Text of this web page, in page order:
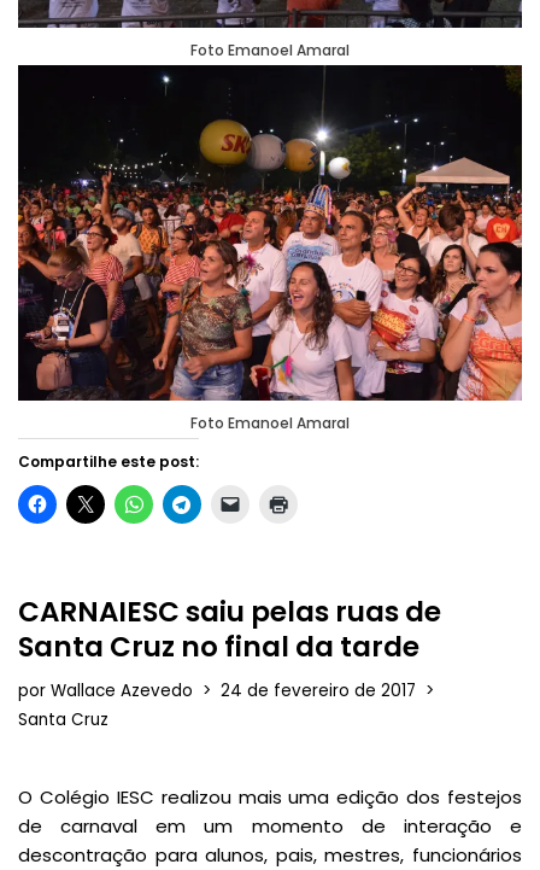
Foto Emanoel Amaral
Foto Emanoel Amaral
Compartilhe este post:
CARNAIESC saiu pelas ruas de
Santa Cruz no final da tarde
por Wallace Azevedo
24 de fevereiro de 2017
Santa Cruz
O Colégio IESC realizou mais uma edição dos festejos
de carnaval em um momento de interação e
descontração para alunos, pais, mestres, funcionários